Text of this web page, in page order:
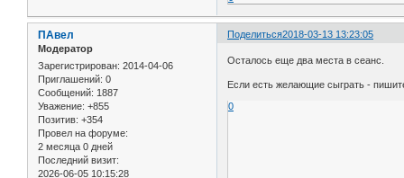
Поделиться2018-03-13 13:23:05
ПАвел
Модератор
Зарегистрирован: 2014-04-06
Приглашений: 0
Сообщений: 1887
Уважение: +855
Позитив: +354
Провел на форуме:
2 месяца 0 дней
Последний визит:
2026-06-05 10:15:28
Осталось еще два места в сеанс.
Если есть желающие сыграть -
0